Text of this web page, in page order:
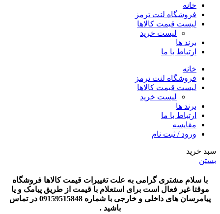
خانه
فروشگاه لنت ترمز
لیست قیمت کالاها
لیست خرید
برند ها
ارتباط با ما
خانه
فروشگاه لنت ترمز
لیست قیمت کالاها
لیست خرید
برند ها
ارتباط با ما
مقایسه
ورود / ثبت نام
سبد خرید
بستن
با سلام مشتری گرامی به علت تغییرات قیمت کالاها فروشگاه
موقتا غیر فعال است برای استعلام با قیمت از طریق پیامک و یا
پیامرسان های داخلی و خارجی با شماره 09159515848 در تماس
باشید .